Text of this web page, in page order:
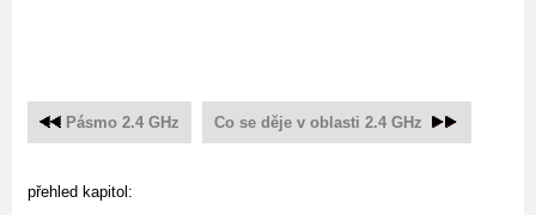
Pásmo 2.4 GHz Co se děje v oblasti 2.4 GHz
přehled kapitol: